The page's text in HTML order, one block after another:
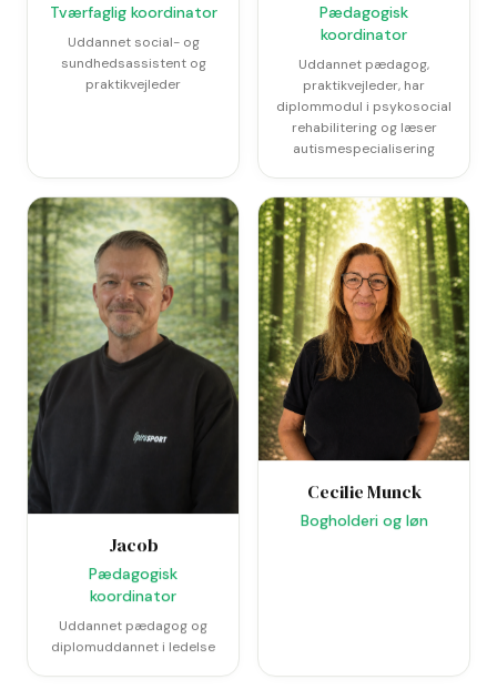
Tværfaglig koordinator
Uddannet social- og
sundhedsassistent og
praktikvejleder
Pædagogisk
koordinator
Uddannet pædagog,
praktikvejleder, har
diplommodul i psykosocial
rehabilitering og læser
autismespecialisering
Jacob
Pædagogisk
koordinator
Uddannet pædagog og
diplomuddannet i ledelse
Cecilie Munck
Bogholderi og løn